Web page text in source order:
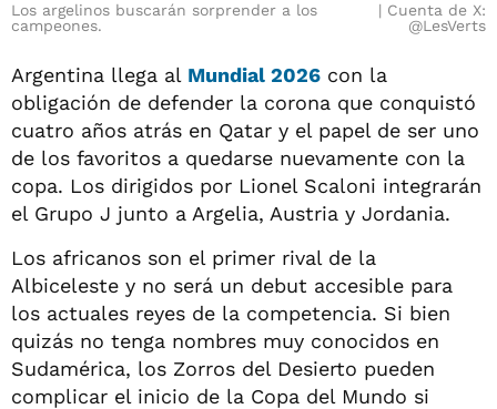
Los argelinos buscarán sorprender a los
campeones.
Cuenta de X:
@LesVerts
Argentina llega al Mundial 2026 con la
obligación de defender la corona que conquistó
cuatro años atrás en Qatar y el papel de ser uno
de los favoritos a quedarse nuevamente con la
copa. Los dirigidos por Lionel Scaloni integrarán
el Grupo J junto a Argelia, Austria y Jordania.
Los africanos son el primer rival de la
Albiceleste y no será un debut accesible para
los actuales reyes de la competencia. Si bien
quizás no tenga nombres muy conocidos en
Sudamérica, los Zorros del Desierto pueden
complicar el inicio de la Copa del Mundo si